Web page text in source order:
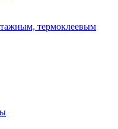
термоклеевым